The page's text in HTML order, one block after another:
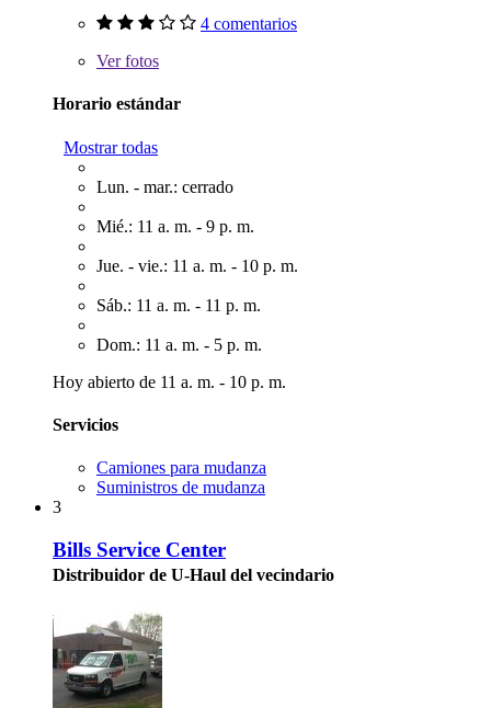
4 comentarios
Verfotos
Horario estándar
Mostrar todas
Lun. - mar.: cerrado
Mié.: 11 a. m. - 9 p. m.
Jue. - vie.: 11 a. m. - 10 p. m.
Sáb.: 11 a. m. - 11 p. m.
Dom.: 11 a. m. - 5 p. m.
Hoy abierto de 11 a. m. - 10 p. m.
Servicios
Camiones para mudanza
Suministros de mudanza
3
Bills Service Center
Distribuidor de U-Haul del vecindario